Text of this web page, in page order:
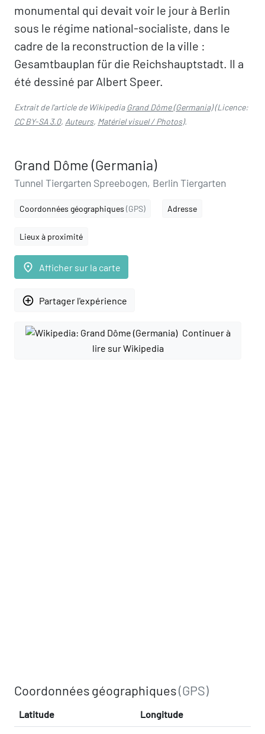
monumental qui devait voir le jour à Berlin
sous le régime national-socialiste, dans le
cadre de la reconstruction de la ville :
Gesamtbauplan für die Reichshauptstadt. Il a
été dessiné par Albert Speer.
Extrait de l'article de WikipediaGrand Dôme (Germania)(Licence:
CC BY-SA 3.0, Auteurs, Matériel visuel / Photos).
Grand Dôme (Germania)
Tunnel Tiergarten Spreebogen, Berlin Tiergarten
Coordonnées géographiques (GPS) Adresse
Lieux à proximité
place Afficher sur la carte
add_circle_outline Partager l'expérience
Continuer à
lire sur Wikipedia
Coordonnées géographiques(GPS)
Latitude Longitude